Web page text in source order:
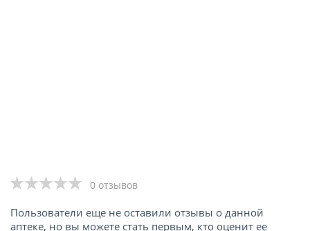
0 отзывов
Пользователи еще не оставили отзывы о данной
аптеке, но вы можете стать первым, кто оценит ее